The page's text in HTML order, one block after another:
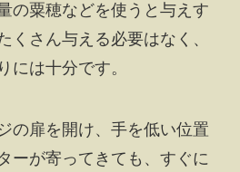
の粟穂などを使うと与えす
くさん与える必要はなく、
には十分です。
の扉を開け、手を低い位置
ーが寄ってきても、すぐに